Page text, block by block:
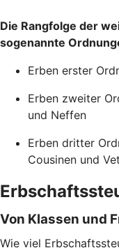
Die Rangfolge der
sogenannte
Erben erster
Erben zweiter
und Neffen
Erben dritter
Cousinen und
Von Klassen und
Wie viel